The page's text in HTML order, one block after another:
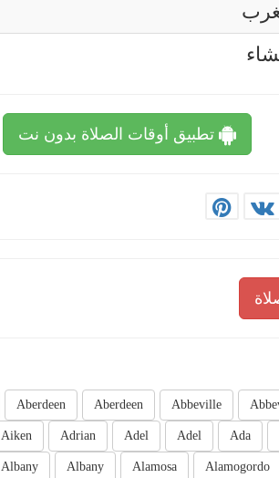
تطبيق أوقات الصلاة بدون نت
Abbeville
Aberdeen
Aberdeen
Ada
Adel
Adel
Adrian
Aiken
Alamogordo
Alamosa
Albany
Albany